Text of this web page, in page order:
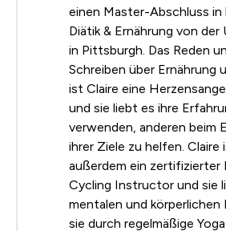
einen Master-Abschluss in
Diätik & Ernährung von der
in Pittsburgh. Das Reden
Schreiben über Ernährung
ist Claire eine
und sie liebt es ihre
verwenden, anderen beim
ihrer Ziele zu helfen. Claire
außerdem ein zertifizierter
Cycling Instructor und sie
mentalen und körperlichen
sie durch regelmäßige